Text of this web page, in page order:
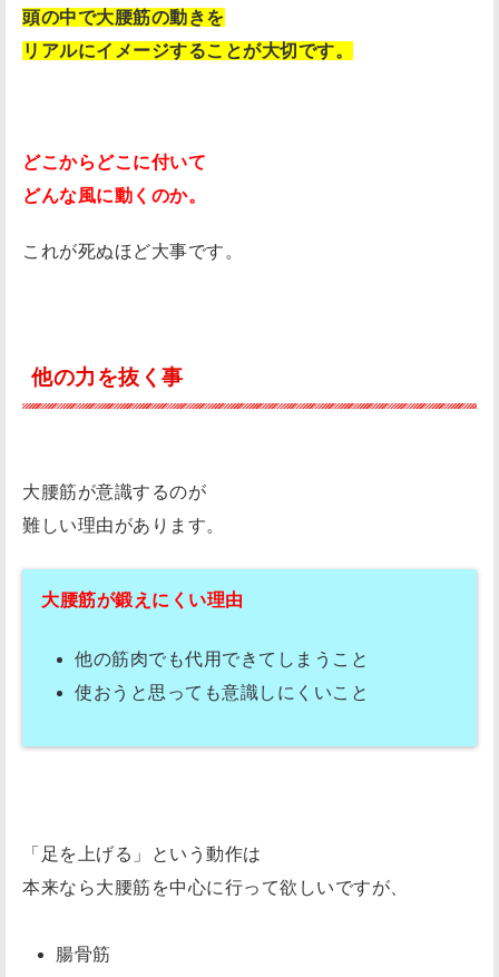
頭の中で大腰筋の動きを
リアルにイメージすることが大切です。
どこからどこに付いて
どんな風に動くのか。
これが死ぬほど大事です。
他の力を抜く事
大腰筋が意識するのが
難しい理由があります。
大腰筋が鍛えにくい理由
他の筋肉でも代用できてしまうこと
使おうと思っても意識しにくいこと
「足を上げる」という動作は
本来なら大腰筋を中心に行って欲しいですが、
腸骨筋